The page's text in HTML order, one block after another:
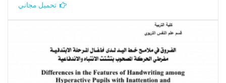
تحميل مجاني